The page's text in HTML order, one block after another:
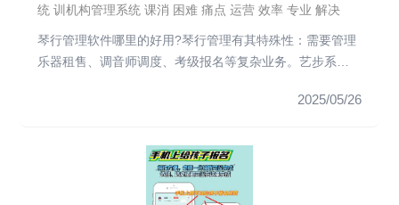
统 训机构管理系统 课消 困难 痛点 运营 效率 专业 解决
琴行管理软件哪里的好用?琴行管理有其特殊性：需要管理
乐器租售、调音师调度、考级报名等复杂业务。艺步系统
2025/05/26